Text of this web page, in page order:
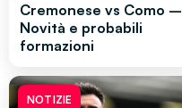
Cremonese vs Como –
Novità e probabili
formazioni
NOTIZIE